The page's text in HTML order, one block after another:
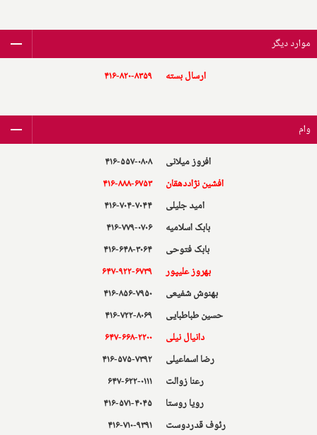
موارد دیگر
ارسال بسته
۴۱۶-۸۲۰-۸۳۵۹
وام
افروز میلانی
۴۱۶-۵۵۷-۰۸۰۸
افشین نژاد‌دهقان
۴۱۶-۸۸۸-۶۷۵۳
امید جلیلی
۴۱۶-۷۰۴-۷۰۴۴
بابک اسلامیه
۴۱۶-۷۷۹-۰۷۰۶
بابک فتوحی
۴۱۶-۶۴۸-۳۰۶۴
بهروز علیپور
۶۴۷-۹۲۲-۶۷۳۹
بهنوش شفیعی
۴۱۶-۸۵۶-۷۹۵۰
حسین طباطبایی
۴۱۶-۷۲۲-۸۰۶۹
دانیال نیلی
۶۴۷-۶۶۸-۲۲۰۰
رضا اسماعیلی
۴۱۶-۵۷۵-۷۳۹۲
رعنا زوالت
۶۴۷-۶۲۲-۰۱۱۱
رویا روستا
۴۱۶-۵۷۱-۴۰۴۵
رئوف قدردوست
۴۱۶-۷۱۰-۹۳۹۱